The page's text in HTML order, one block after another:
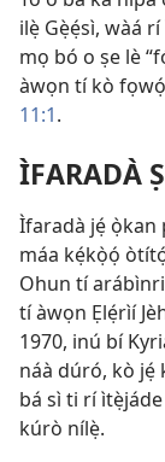
ilẹ̀ Gẹ̀ẹ́sì, wàá
mọ bó o ṣe lè
àwọn tí kò
11:1.
ÌFARADÀ
Ìfaradà jẹ́ ọ̀kan
máa kẹ́kọ̀ọ́
Ohun tí
tí àwọn Ẹlẹ́rìí
1970, inú bí
náà dúró, kò jẹ́
bá sì ti rí
kúrò nílẹ̀.